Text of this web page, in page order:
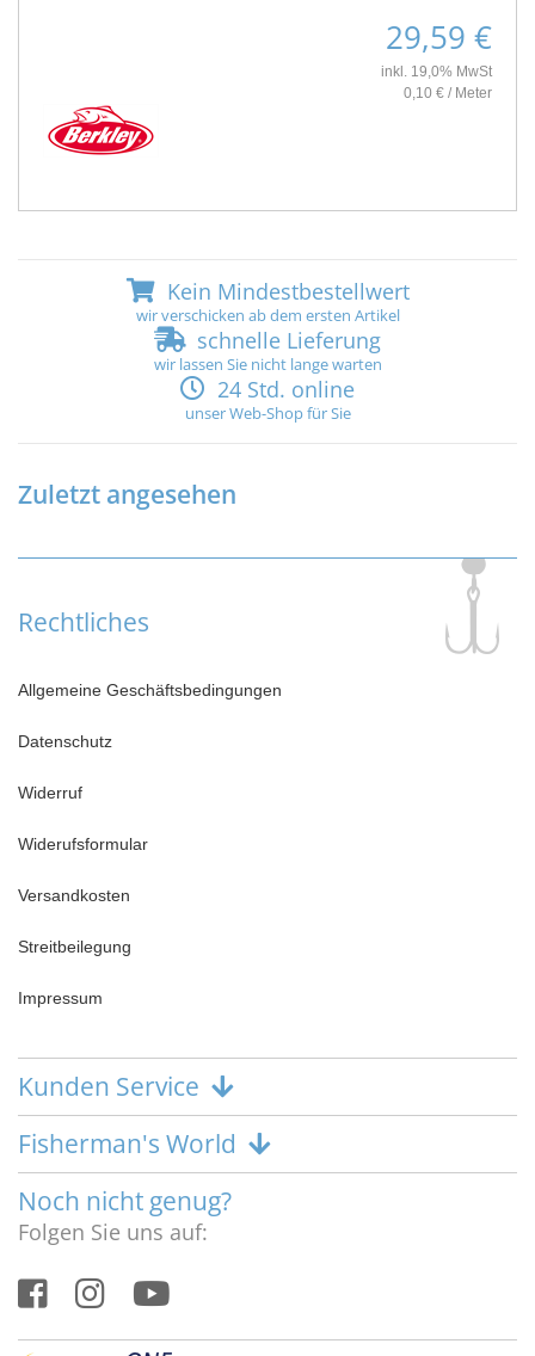
29,59 €
inkl. 19,0% MwSt
0,10 € / Meter
Kein Mindestbestellwert
wir verschicken ab dem ersten Artikel
schnelle Lieferung
wir lassen Sie nicht lange warten
24 Std. online
unser Web-Shop für Sie
Zuletzt angesehen
Rechtliches
Allgemeine Geschäftsbedingungen
Datenschutz
Widerruf
Widerufsformular
Versandkosten
Streitbeilegung
Impressum
Kunden Service
Fisherman's World
Noch nicht genug?
Folgen Sie uns auf: